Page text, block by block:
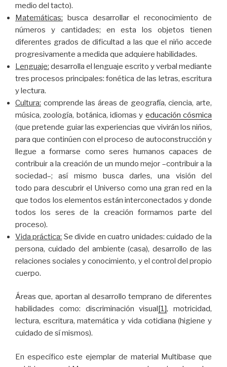
medio del tacto).
Matemáticas: busca desarrollar el reconocimiento de
números y cantidades; en esta los objetos tienen
diferentes grados de dificultad a las que el niño accede
progresivamente a medida que adquiere habilidades.
Lenguaje: desarrolla el lenguaje escrito y verbal mediante
tres procesos principales: fonética de las letras, escritura
y lectura.
Cultura: comprende las áreas de geografía, ciencia, arte,
música, zoología, botánica, idiomas y educación cósmica
(que pretende guiar las experiencias que vivirán los niños,
para que continúen con el proceso de autoconstrucción y
llegue a formarse como seres humanos capaces de
contribuir a la creación de un mundo mejor –contribuir a la
sociedad–; así mismo busca darles, una visión del
todo para descubrir el Universo como una gran red en la
que todos los elementos están interconectados y donde
todos los seres de la creación formamos parte del
proceso).
Vida práctica: Se divide en cuatro unidades: cuidado de la
persona, cuidado del ambiente (casa), desarrollo de las
relaciones sociales y conocimiento, y el control del propio
cuerpo.
Áreas que, aportan al desarrollo temprano de diferentes
habilidades como: discriminación visual[1], motricidad,
lectura, escritura, matemática y vida cotidiana (higiene y
cuidado de sí mismos).
En específico este ejemplar de material Multibase que